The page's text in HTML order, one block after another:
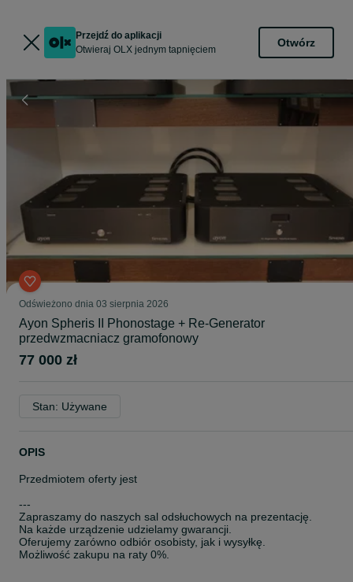
Przejdź do aplikacji
Otwieraj OLX jednym tapnięciem
Otwórz
Odświeżono dnia 03 sierpnia 2026
Ayon Spheris II Phonostage + Re-Generator
przedwzmacniacz gramofonowy
77 000 zł
Stan: Używane
OPIS
Przedmiotem oferty jest
---
Zapraszamy do naszych sal odsłuchowych na prezentację.
Na każde urządzenie udzielamy gwarancji.
Oferujemy zarówno odbiór osobisty, jak i wysyłkę.
Możliwość zakupu na raty 0%.